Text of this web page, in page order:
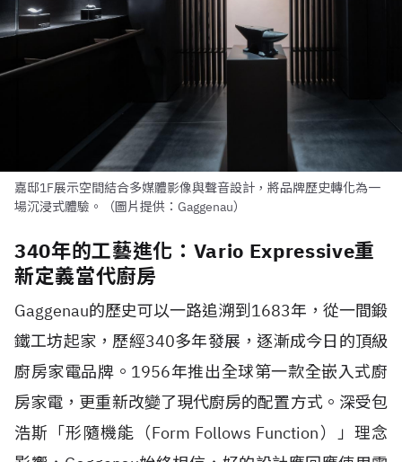
嘉邸1F展示空間結合多媒體影像與聲音設計，將品牌歷史轉化為一
場沉浸式體驗。（圖片提供：Gaggenau）
340年的工藝進化：Vario Expressive重
新定義當代廚房
Gaggenau的歷史可以一路追溯到1683年，從一間鍛
鐵工坊起家，歷經340多年發展，逐漸成今日的頂級
廚房家電品牌。1956年推出全球第一款全嵌入式廚
房家電，更重新改變了現代廚房的配置方式。深受包
浩斯「形隨機能（Form Follows Function）」理念